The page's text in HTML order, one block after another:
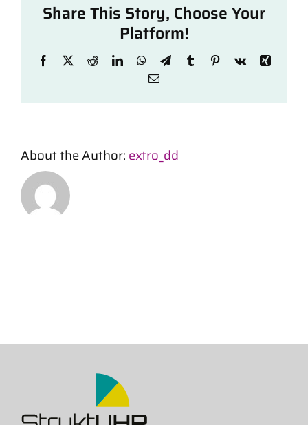
Share This Story, Choose Your
Platform!
Facebook
X RedditLinkedInWhatsApp
TelegramTumblrPinterest
Vk
Xing
Email
About the Author: extro_dd